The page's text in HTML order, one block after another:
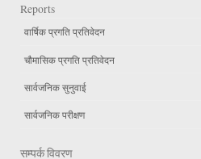
Reports
वार्षिक प्रगति प्रतिवेदन
चौमासिक प्रगति प्रतिवेदन
सार्वजनिक सुनुवाई
सार्वजनिक परीक्षण
सम्पर्क विवरण